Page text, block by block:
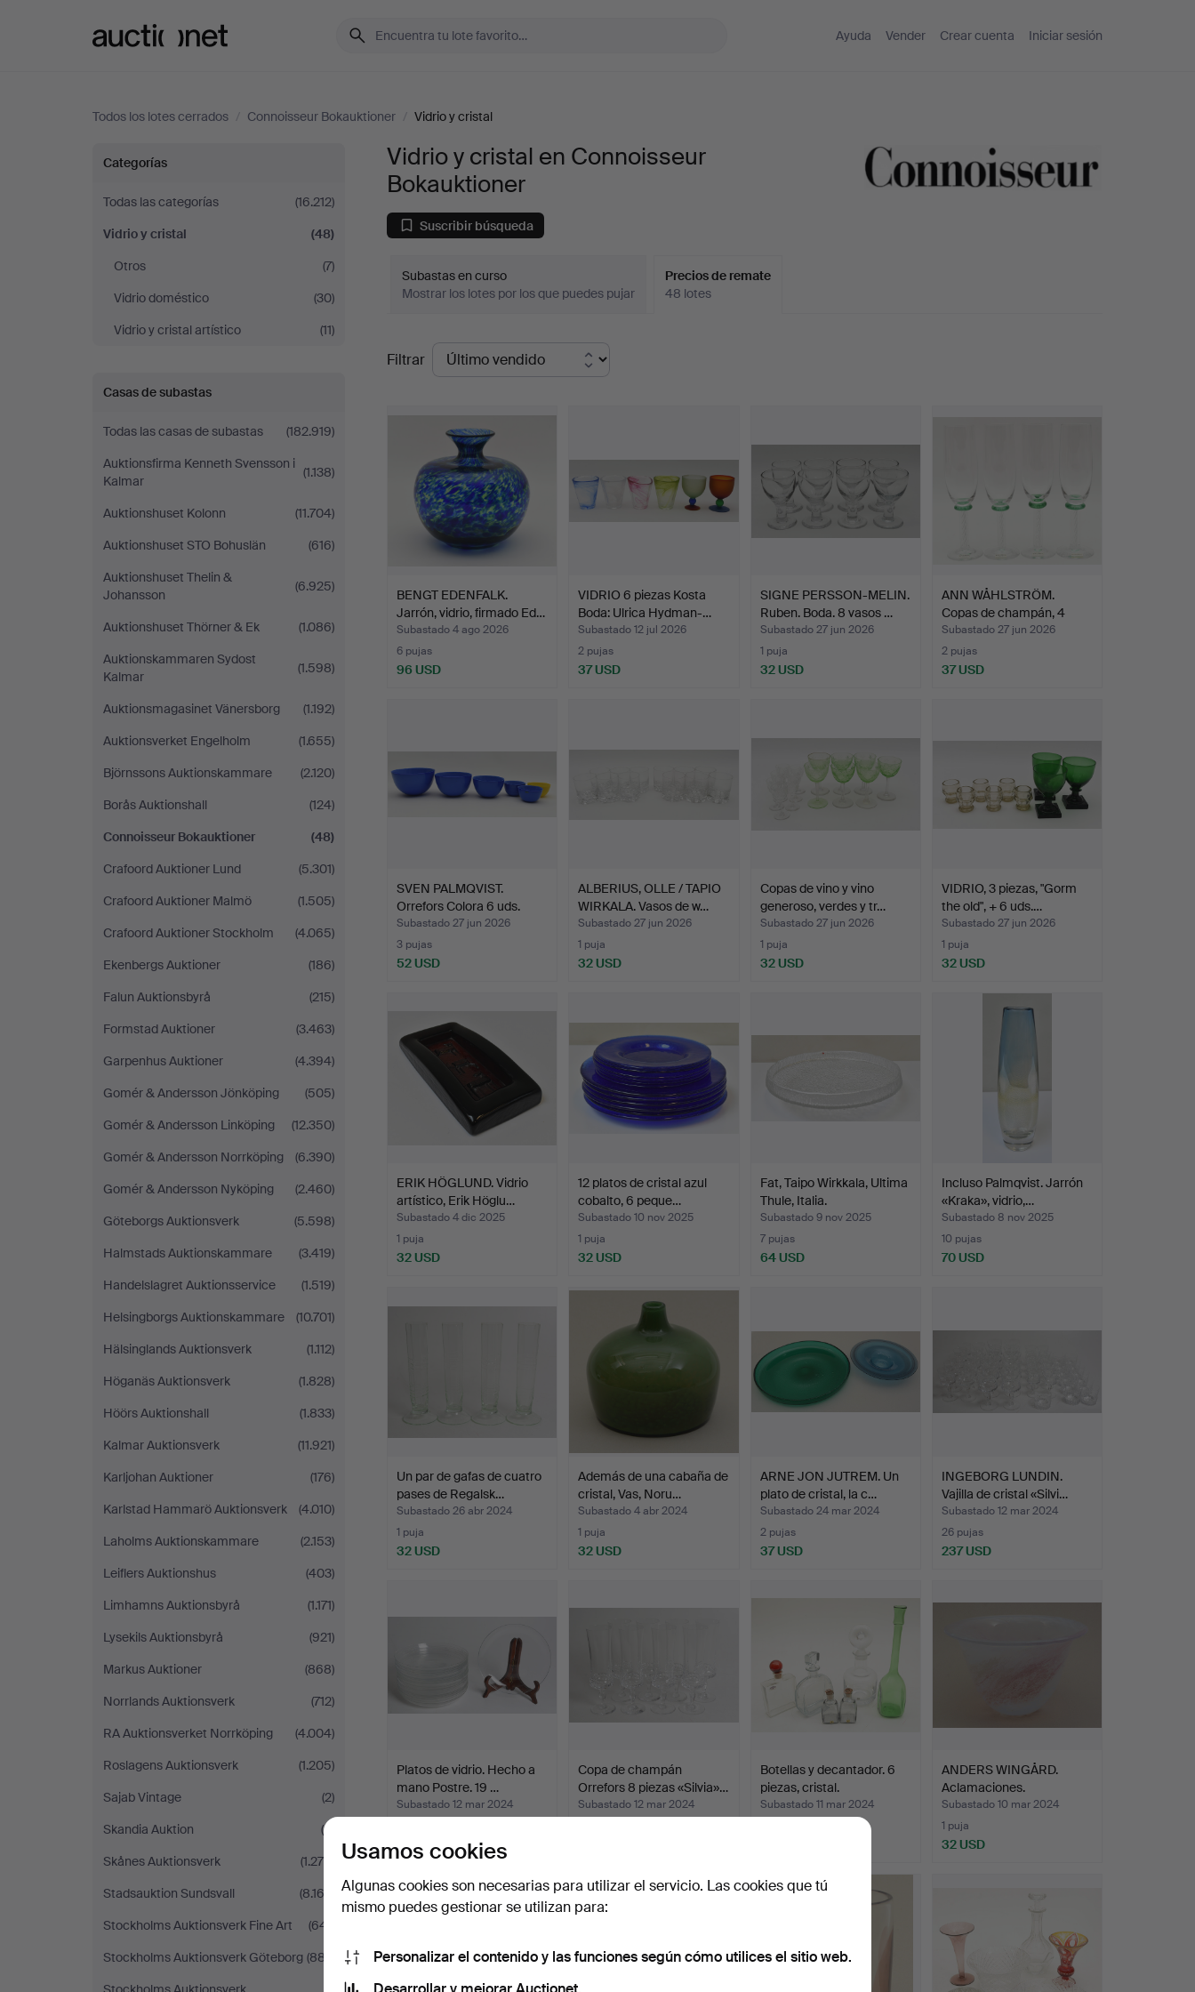
Ayuda Vender Crear cuenta Iniciar sesión
Todos los lotes cerrados / Connoisseur Bokauktioner / Vidrio y cristal
Vidrio
y
cristal
en
Connoisseur
Categorías
Todas las categorías
(16.212)
Vidrio y cristal
(48)
Otros
(7)
Vidrio doméstico
(30)
Vidrio y cristal artístico
(11)
Casas de subastas
Todas las casas de subastas
(182.919)
Auktionsfirma Kenneth Svensson i
Kalmar
(1.138)
Auktionshuset Kolonn
(11.704)
Auktionshuset STO Bohuslän
(616)
Auktionshuset Thelin &
Johansson
(6.925)
Auktionshuset Thörner & Ek
(1.086)
Auktionskammaren Sydost
Kalmar
(1.598)
Auktionsmagasinet Vänersborg
(1.192)
Auktionsverket Engelholm
(1.655)
Björnssons Auktionskammare
(2.120)
Borås Auktionshall
(124)
Connoisseur Bokauktioner
(48)
Crafoord Auktioner Lund
(5.301)
Crafoord Auktioner Malmö
(1.505)
Crafoord Auktioner Stockholm
(4.065)
Ekenbergs Auktioner
(186)
Falun Auktionsbyrå
(215)
Formstad Auktioner
(3.463)
Garpenhus Auktioner
(4.394)
Gomér & Andersson Jönköping
(505)
Gomér & Andersson Linköping
(12.350)
Gomér & Andersson Norrköping
(6.390)
Gomér & Andersson Nyköping
(2.460)
Göteborgs Auktionsverk
(5.598)
Halmstads Auktionskammare
(3.419)
Handelslagret Auktionsservice
(1.519)
Helsingborgs Auktionskammare
(10.701)
Hälsinglands Auktionsverk
(1.112)
Höganäs Auktionsverk
(1.828)
Höörs Auktionshall
(1.833)
Kalmar Auktionsverk
(11.921)
Karljohan Auktioner
(176)
Karlstad Hammarö Auktionsverk
(4.010)
Laholms Auktionskammare
(2.153)
Leiflers Auktionshus
(403)
Limhamns Auktionsbyrå
(1.171)
Lysekils Auktionsbyrå
(921)
Markus Auktioner
(868)
Norrlands Auktionsverk
(712)
RA Auktionsverket Norrköping
(4.004)
Roslagens Auktionsverk
(1.205)
Sajab Vintage
(2)
Skandia Auktion
(4)
Skånes Auktionsverk
(1.275)
Stadsauktion Sundsvall
(8.163)
Stockholms Auktionsverk Fine Art
(641)
Stockholms Auktionsverk Göteborg (887)
Vidrio y cristal en Connoisseur
Bokauktioner
Suscribir búsqueda
Subastas en curso
Mostrar los lotes por los que puedes pujar
Precios de remate
48 lotes
Precios
de
Filtrar
BENGT EDENFALK.
Jarrón, vidrio, firmado Ed…
Subastado 4 ago 2026
6 pujas
96 USD
VIDRIO 6 piezas Kosta
Boda: Ulrica Hydman-…
Subastado 12 jul 2026
2 pujas
37 USD
SIGNE PERSSON-MELIN.
Ruben. Boda. 8 vasos …
Subastado 27 jun 2026
1 puja
32 USD
ANN WÅHLSTRÖM.
Copas de champán, 4
uds., K…
Subastado 27 jun 2026
2 pujas
37 USD
SVEN PALMQVIST.
Orrefors Colora 6 uds.
Subastado 27 jun 2026
3 pujas
52 USD
ALBERIUS, OLLE / TAPIO
WIRKALA. Vasos de w…
Subastado 27 jun 2026
1 puja
32 USD
Copas de vino y vino
generoso, verdes y tr…
Subastado 27 jun 2026
1 puja
32 USD
VIDRIO, 3 piezas, "Gorm
the old", + 6 uds.…
Subastado 27 jun 2026
1 puja
32 USD
ERIK HÖGLUND. Vidrio
artístico, Erik Höglu…
Subastado 4 dic 2025
1 puja
32 USD
12 platos de cristal azul
cobalto, 6 peque…
Subastado 10 nov 2025
1 puja
32 USD
Fat, Taipo Wirkkala, Ultima
Thule, Italia.
Subastado 9 nov 2025
7 pujas
64 USD
Incluso Palmqvist. Jarrón
«Kraka», vidrio,…
Subastado 8 nov 2025
10 pujas
70 USD
Un par de gafas de cuatro
pases de Regalsk…
Subastado 26 abr 2024
1 puja
32 USD
Además de una cabaña de
cristal, Vas, Noru…
Subastado 4 abr 2024
1 puja
32 USD
ARNE JON JUTREM. Un
plato de cristal, la c…
Subastado 24 mar 2024
2 pujas
37 USD
INGEBORG LUNDIN.
Vajilla de cristal «Silvi…
Subastado 12 mar 2024
26 pujas
237 USD
Platos de vidrio. Hecho a
mano Postre. 19 …
Subastado 12 mar 2024
37 USD
Copa de champán
Orrefors 8 piezas «Silvia»…
Subastado 12 mar 2024
Botellas y decantador. 6
piezas, cristal.
Subastado 11 mar 2024
ANDERS WINGÅRD.
Aclamaciones.
Subastado 10 mar 2024
1 puja
32 USD
Usamos cookies
Algunas cookies son necesarias para utilizar el servicio. Las cookies que tú
mismo puedes gestionar se utilizan para:
Personalizar el contenido y las funciones según cómo utilices el sitio web.